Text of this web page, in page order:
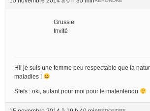
Grussie
Invité
Hii je suis une femme peu respectable que la
maladies !
Sfefs : oki, autant pour moi pour le malentendu